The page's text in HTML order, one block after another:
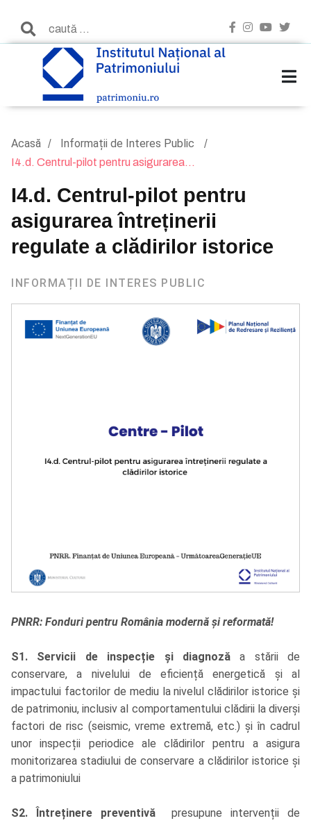
Acasă Informații de Interes Public
I4.d. Centrul-pilot pentru asigurarea...
I4.d. Centrul-pilot pentru
asigurarea întreținerii
regulate a clădirilor istorice
INFORMAȚII DE INTERES PUBLIC
PNRR: Fonduri pentru România modernă și reformată!
S1. Servicii de inspecție și diagnozăa stării de
conservare, a nivelului de eficiență energetică și al
impactului factorilor de mediu la nivelul clădirilor istorice și
de patrimoniu, inclusiv al comportamentului clădirii la diverși
factori de risc (seismic, vreme extremă, etc.) și în cadrul
unor inspecții periodice ale clădirilor pentru a asigura
monitorizarea stadiului de conservare a clădirilor istorice și
a patrimoniului
S2. Întreținere preventivăpresupune intervenții de